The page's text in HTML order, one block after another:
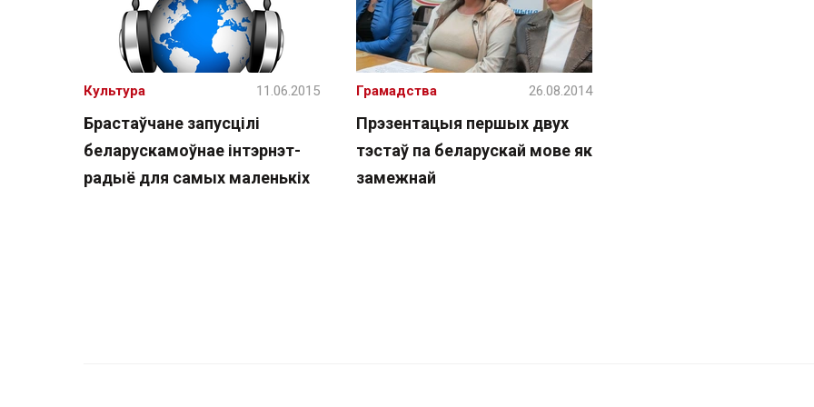
Брастаўчане запусцілі
беларускамоўнае інтэрнэт-
радыё для самых маленькіх
Культура 11.06.2015
Прэзентацыя першых двух
тэстаў па беларускай мове як
замежнай
Грамадства 26.08.2014